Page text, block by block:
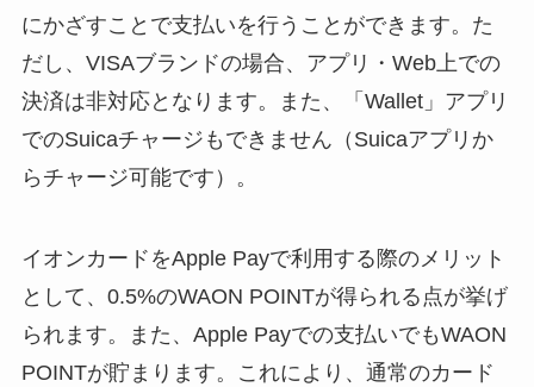
にかざすことで支払いを行うことができます。た
だし、VISAブランドの場合、アプリ・Web上での
決済は非対応となります。また、「Wallet」アプリ
でのSuicaチャージもできません（Suicaアプリか
らチャージ可能です）。
イオンカードをApple Payで利用する際のメリット
として、0.5%のWAON POINTが得られる点が挙げ
られます。また、Apple Payでの支払いでもWAON
POINTが貯まります。これにより、通常のカード